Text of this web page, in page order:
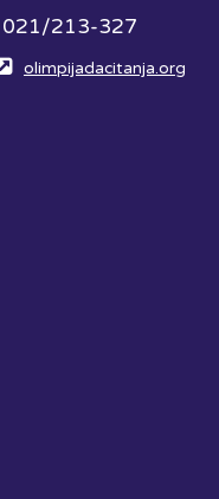
021/213-327
olimpijadacitanja.org